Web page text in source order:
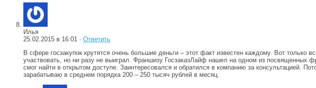
Илья
25.02.2015 в 16:01 · Ответить
В сфере госзакупок крутятся очень большие деньги – этот факт известен каждому. Вот только
участвовать, но ни разу не выиграл. Франшизу ГосзаказЛайф нашел на одном из посвященных
смог найти в открытом доступе. Заинтересовался и обратился в компанию за консультацией.
зарабатываю в среднем порядка 200 – 250 тысяч рублей в месяц.